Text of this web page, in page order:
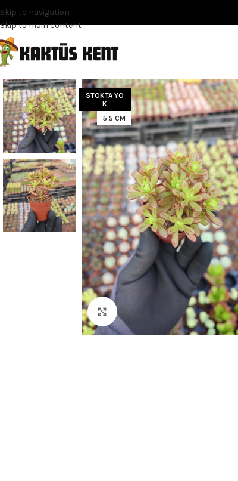
Skip to navigation
Skip to main content
STOKTA YO
K
5.5 CM